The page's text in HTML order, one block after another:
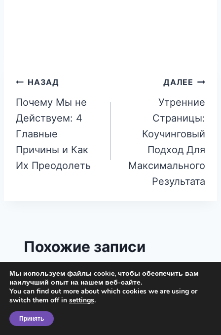
Навигация
по
записям
НАЗАД
Почему Мы не
Действуем: 4
Главные
Причины и Как
Их Преодолеть
ДАЛЕЕ
Утренние
Страницы:
Коучинговый
Подход Для
Максимального
Результата
Похожие записи
Мы используем файлы cookie, чтобы обеспечить вам
наилучший опыт на нашем веб-сайте.
You can find out more about which cookies we are using or
switch them off in settings.
Принять